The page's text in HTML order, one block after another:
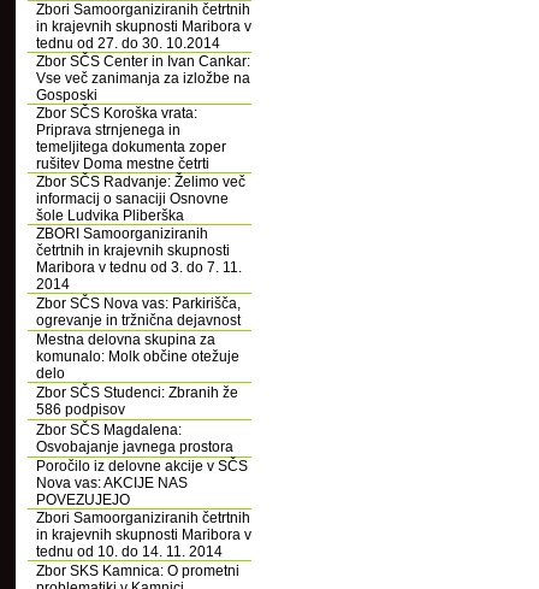
Zbori Samoorganiziranih četrtnih
in krajevnih skupnosti Maribora v
tednu od 27. do 30. 10.2014
Zbor SČS Center in Ivan Cankar:
Vse več zanimanja za izložbe na
Gosposki
Zbor SČS Koroška vrata:
Priprava strnjenega in
temeljitega dokumenta zoper
rušitev Doma mestne četrti
Zbor SČS Radvanje: Želimo več
informacij o sanaciji Osnovne
šole Ludvika Pliberška
ZBORI Samoorganiziranih
četrtnih in krajevnih skupnosti
Maribora v tednu od 3. do 7. 11.
2014
Zbor SČS Nova vas: Parkirišča,
ogrevanje in tržnična dejavnost
Mestna delovna skupina za
komunalo: Molk občine otežuje
delo
Zbor SČS Studenci: Zbranih že
586 podpisov
Zbor SČS Magdalena:
Osvobajanje javnega prostora
Poročilo iz delovne akcije v SČS
Nova vas: AKCIJE NAS
POVEZUJEJO
Zbori Samoorganiziranih četrtnih
in krajevnih skupnosti Maribora v
tednu od 10. do 14. 11. 2014
Zbor SKS Kamnica: O prometni